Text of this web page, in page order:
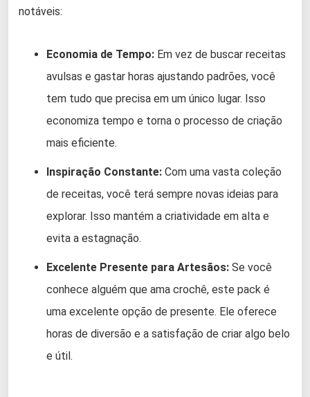
notáveis:
Economia de Tempo: Em vez de buscar receitas
avulsas e gastar horas ajustando padrões, você
tem tudo que precisa em um único lugar. Isso
economiza tempo e torna o processo de criação
mais eficiente.
Inspiração Constante: Com uma vasta coleção
de receitas, você terá sempre novas ideias para
explorar. Isso mantém a criatividade em alta e
evita a estagnação.
Excelente Presente para Artesãos: Se você
conhece alguém que ama crochê, este pack é
uma excelente opção de presente. Ele oferece
horas de diversão e a satisfação de criar algo belo
e útil.